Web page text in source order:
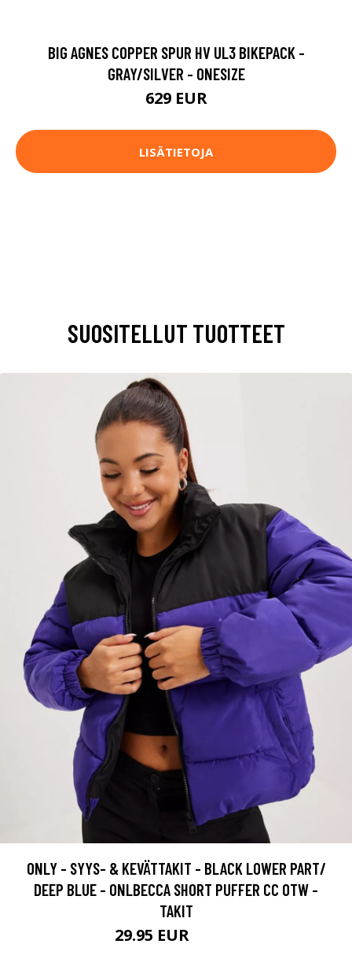
BIG AGNES COPPER SPUR HV UL3 BIKEPACK -
GRAY/SILVER - ONESIZE
629 EUR
LISÄTIETOJA
SUOSITELLUT TUOTTEET
ONLY - SYYS- & KEVÄTTAKIT - BLACK LOWER PART/
DEEP BLUE - ONLBECCA SHORT PUFFER CC OTW -
TAKIT
29.95 EUR